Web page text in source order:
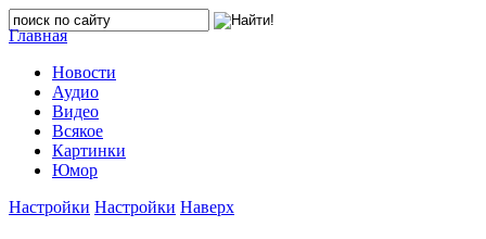
Главная
Новости
Аудио
Видео
Всякое
Картинки
Юмор
Настройки Настройки Наверх